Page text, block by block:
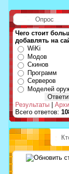
Опрос
Чего стоит
добавлять на
WiKi
Модов
Скинов
Программ
Серверов
Моделей
Результаты
Всего ответов: